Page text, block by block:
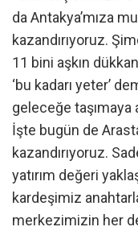
da Antakya’mıza
kazandırıyoruz.
11 bini aşkın
‘bu kadarı yeter’
geleceğe taşımaya
İşte bugün de
kazandırıyoruz.
yatırım değeri
kardeşimiz
merkezimizin her